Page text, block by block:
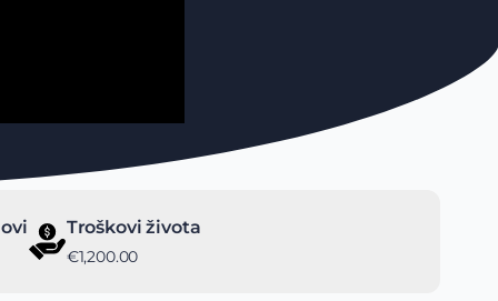
Troškovi života
€1,200.00